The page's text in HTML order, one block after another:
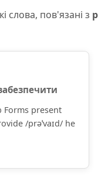
слова, пов'язані з
Forms present
/prəˈvaɪd/ he